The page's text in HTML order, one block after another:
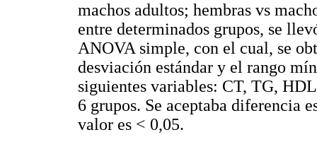
machos adultos; hembras vs
entre determinados grupos, se
ANOVA simple, con el cual, se
desviación estándar y el rango
siguientes variables: CT, TG,
6 grupos. Se aceptaba diferencia
valor es < 0,05.